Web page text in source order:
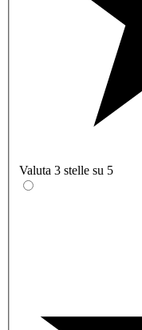
Valuta 3 stelle su 5